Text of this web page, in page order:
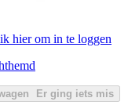
hier om in te loggen
Er ging iets mis